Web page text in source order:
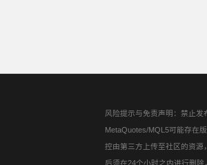
风险提示与免责声明：禁止
MetaQuotes/MQL5可能存在
控由第三方上传至社区的资源
后须在24个小时之内进行删